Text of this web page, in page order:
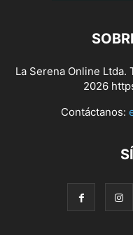
La Serena Online
2026
Contáctanos: